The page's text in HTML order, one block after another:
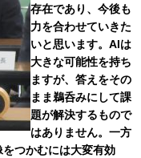
存在であり、今後も
力を合わせていきた
いと思います。AIは
大きな可能性を持ち
ますが、答えをその
まま鵜呑みにして課
題が解決するもので
はありません。一方
つかむには大変有効